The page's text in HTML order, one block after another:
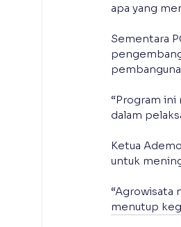
apa yang
Sementara
“Program
dalam
Ketua
untuk
“Agrowisata
menutup